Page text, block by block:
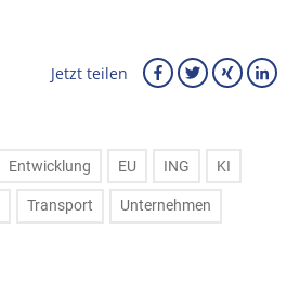
Jetzt teilen
Entwicklung EU ING KI
Transport Unternehmen